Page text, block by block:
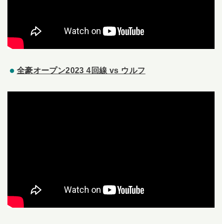
全豪オープン2023 4回線 vs ウルフ